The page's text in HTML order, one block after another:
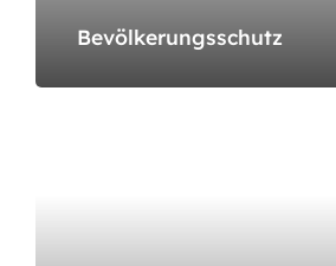
Bevölkerungsschutz